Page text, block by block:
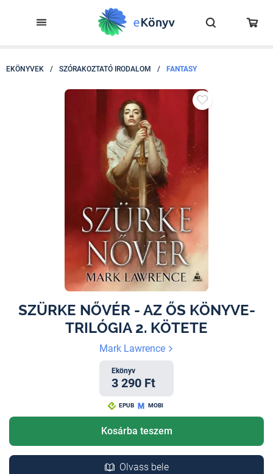
EKÖNYVEK / SZÓRAKOZTATÓ IRODALOM / FANTASY
SZÜRKE NŐVÉR - AZ ŐS KÖNYVE-
TRILÓGIA 2. KÖTETE
Mark Lawrence
Ekönyv
3 290 Ft
EPUB MOBI
Kosárba teszem
Olvass bele